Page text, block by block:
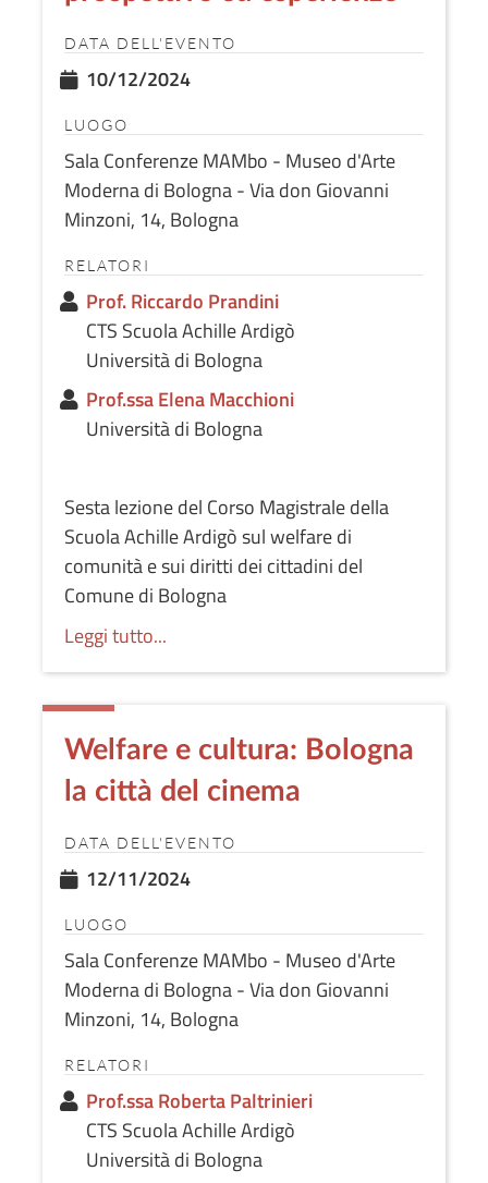
DATA DELL'EVENTO
10/12/2024
LUOGO
Sala Conferenze MAMbo - Museo d'Arte
Moderna di Bologna - Via don Giovanni
Minzoni, 14, Bologna
RELATORI
Prof. Riccardo Prandini
CTS Scuola Achille Ardigò
Università di Bologna
Prof.ssa Elena Macchioni
Università di Bologna
Sesta lezione del Corso Magistrale della
Scuola Achille Ardigò sul welfare di
comunità e sui diritti dei cittadini del
Comune di Bologna
Leggi tutto...
Welfare e cultura: Bologna
la città del cinema
DATA DELL'EVENTO
12/11/2024
LUOGO
Sala Conferenze MAMbo - Museo d'Arte
Moderna di Bologna - Via don Giovanni
Minzoni, 14, Bologna
RELATORI
Prof.ssa Roberta Paltrinieri
CTS Scuola Achille Ardigò
Università di Bologna